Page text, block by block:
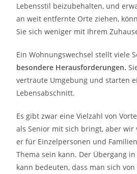
Lebensstil beizubehalten, und
an weit entfernte Orte ziehen,
Sie sich weniger mit Ihrem
Ein Wohnungswechsel stellt viele
besondere Herausforderungen.
vertraute Umgebung und starten
Lebensabschnitt.
Es gibt zwar eine Vielzahl von
als Senior mit sich bringt, aber wir
er für Einzelpersonen und
Thema sein kann. Der Übergang
kann bedeuten, dass man sich